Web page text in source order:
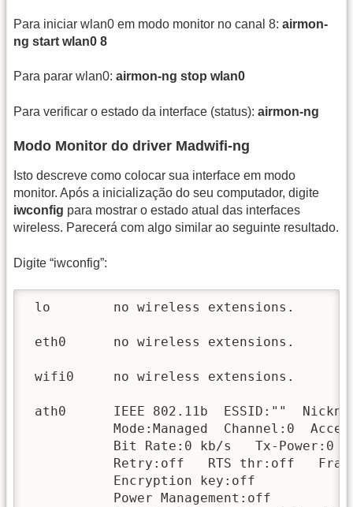
Para iniciar wlan0 em modo monitor no canal 8: airmon-
ng start wlan0 8
Para parar wlan0: airmon-ng stop wlan0
Para verificar o estado da interface (status): airmon-ng
Modo Monitor do driver Madwifi-ng
Isto descreve como colocar sua interface em modo
monitor. Após a inicialização do seu computador, digite
iwconfig para mostrar o estado atual das interfaces
wireless. Parecerá com algo similar ao seguinte resultado.
Digite “iwconfig”:
lo        no wireless extensions.
eth0      no wireless extensions.
wifi0     no wireless extensions.
ath0      IEEE 802.11b  ESSID:""
Mode:Managed  Channel:0
Bit Rate:0 kb/s   Tx-Power:0
Retry:off   RTS thr:off
           Encryption key:off
           Power Management:off